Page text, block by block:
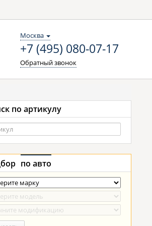
Москва
+7 (495) 080-07-17
Обратный звонок
по артикулу
по авто